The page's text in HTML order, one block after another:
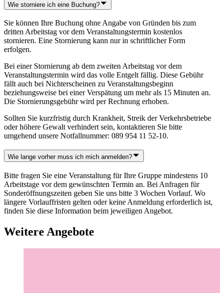
Wie storniere ich eine Buchung?
Sie können Ihre Buchung ohne Angabe von Gründen bis zum
dritten Arbeitstag vor dem Veranstaltungstermin kostenlos
stornieren. Eine Stornierung kann nur in schriftlicher Form
erfolgen.
Bei einer Stornierung ab dem zweiten Arbeitstag vor dem
Veranstaltungstermin wird das volle Entgelt fällig. Diese Gebühr
fällt auch bei Nichterscheinen zu Veranstaltungsbeginn
beziehungsweise bei einer Verspätung um mehr als 15 Minuten an.
Die Stornierungsgebühr wird per Rechnung erhoben.
Sollten Sie kurzfristig durch Krankheit, Streik der Verkehrsbetriebe
oder höhere Gewalt verhindert sein, kontaktieren Sie bitte
umgehend unsere Notfallnummer: 089 954 11 52-10.
Wie lange vorher muss ich mich anmelden?
Bitte fragen Sie eine Veranstaltung für Ihre Gruppe mindestens 10
Arbeitstage vor dem gewünschten Termin an. Bei Anfragen für
Sonderöffnungszeiten geben Sie uns bitte 3 Wochen Vorlauf. Wo
längere Vorlauffristen gelten oder keine Anmeldung erforderlich ist,
finden Sie diese Information beim jeweiligen Angebot.
Weitere Angebote